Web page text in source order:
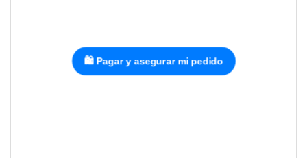
🛍️ Pagar y asegurar mi pedido